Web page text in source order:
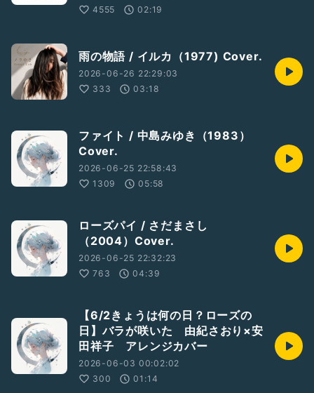
4555
02:19
雨の物語 / イルカ（1977) Cover.
2026-06-26 22:29:03
333
03:18
ファイト / 中島みゆき（1983）
Cover.
2026-06-25 22:58:43
1309
05:58
ローズパイ / さだまさし
（2004）Cover.
2026-06-25 22:32:23
763
04:39
【6/2きょうは何の日？ローズの
日】バラが咲いた 由紀さおり×安
田祥子 アレンジカバー
2026-06-03 00:02:02
300
01:14